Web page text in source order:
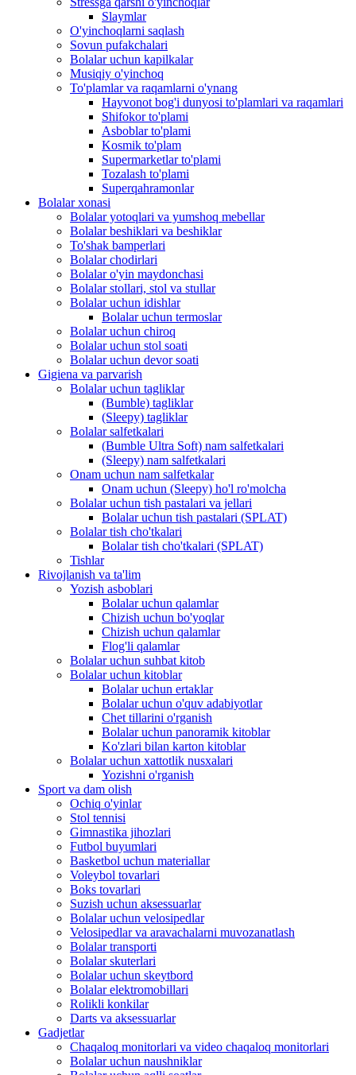
Slaymlar
O'yinchoqlarni saqlash
Sovun pufakchalari
Bolalar uchun kapilkalar
Musiqiy o'yinchoq
To'plamlar va raqamlarni o'ynang
Hayvonot bog'i dunyosi to'plamlari va raqamlari
Shifokor to'plami
Asboblar to'plami
Kosmik to'plam
Supermarketlar to'plami
Tozalash to'plami
Superqahramonlar
Bolalar xonasi
Bolalar yotoqlari va yumshoq mebellar
Bolalar beshiklari va beshiklar
To'shak bamperlari
Bolalar chodirlari
Bolalar o'yin maydonchasi
Bolalar stollari, stol va stullar
Bolalar uchun idishlar
Bolalar uchun termoslar
Bolalar uchun chiroq
Bolalar uchun stol soati
Bolalar uchun devor soati
Gigiena va parvarish
Bolalar uchun tagliklar
(Bumble) tagliklar
(Sleepy) tagliklar
Bolalar salfetkalari
(Bumble Ultra Soft) nam salfetkalari
(Sleepy) nam salfetkalari
Onam uchun nam salfetkalar
Onam uchun (Sleepy) ho'l ro'molcha
Bolalar uchun tish pastalari va jellari
Bolalar uchun tish pastalari (SPLAT)
Bolalar tish cho'tkalari
Bolalar tish cho'tkalari (SPLAT)
Tishlar
Rivojlanish va ta'lim
Yozish asboblari
Bolalar uchun qalamlar
Chizish uchun bo'yoqlar
Chizish uchun qalamlar
Flog'li qalamlar
Bolalar uchun suhbat kitob
Bolalar uchun kitoblar
Bolalar uchun ertaklar
Bolalar uchun o'quv adabiyotlar
Chet tillarini o'rganish
Bolalar uchun panoramik kitoblar
Ko'zlari bilan karton kitoblar
Bolalar uchun xattotlik nusxalari
Yozishni o'rganish
Sport va dam olish
Ochiq o'yinlar
Stol tennisi
Gimnastika jihozlari
Futbol buyumlari
Basketbol uchun materiallar
Voleybol tovarlari
Boks tovarlari
Suzish uchun aksessuarlar
Bolalar uchun velosipedlar
Velosipedlar va aravachalarni muvozanatlash
Bolalar transporti
Bolalar skuterlari
Bolalar uchun skeytbord
Bolalar elektromobillari
Rolikli konkilar
Darts va aksessuarlar
Gadjetlar
Chaqaloq monitorlari va video chaqaloq monitorlari
Bolalar uchun naushniklar